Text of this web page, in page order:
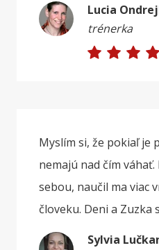
Lucia
trénerka
Myslím si, že pokiaľ je
nemajú nad čím
sebou, naučil ma viac
človeku. Deni a Zuzka
Sylvia